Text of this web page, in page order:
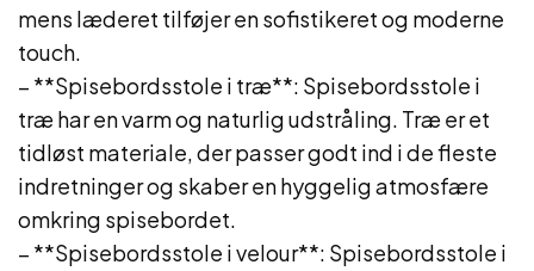
mens læderet tilføjer en sofistikeret og moderne
touch.
– **Spisebordsstole i træ**: Spisebordsstole i
træ har en varm og naturlig udstråling. Træ er et
tidløst materiale, der passer godt ind i de fleste
indretninger og skaber en hyggelig atmosfære
omkring spisebordet.
– **Spisebordsstole i velour**: Spisebordsstole i